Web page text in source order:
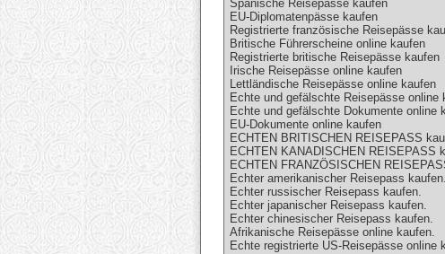
Spanische Reisepässe kaufen
EU-Diplomatenpässe kaufen
Registrierte französische Reisepässe
Britische Führerscheine online kaufen
Registrierte britische Reisepässe kaufen
Irische Reisepässe online kaufen
Lettländische Reisepässe online kaufen
Echte und gefälschte Reisepässe online
Echte und gefälschte Dokumente online
EU-Dokumente online kaufen
ECHTEN BRITISCHEN REISEPASS
ECHTEN KANADISCHEN REISEPASS
ECHTEN FRANZÖSISCHEN
Echter amerikanischer Reisepass kaufen.
Echter russischer Reisepass kaufen.
Echter japanischer Reisepass kaufen.
Echter chinesischer Reisepass kaufen.
Afrikanische Reisepässe online kaufen.
Echte registrierte US-Reisepässe online